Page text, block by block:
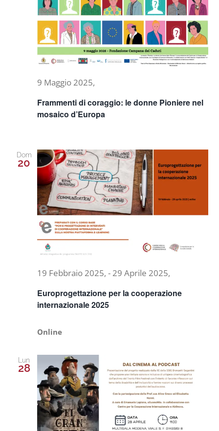
Progetti
In rete con
Notizie
Frammenti di coraggio: le donne Pioniere nel
mosaico d’Europa
9 Maggio 2025,
Dom
20
Europrogettazione per la cooperazione
internazionale 2025
19 Febbraio 2025, - 29 Aprile 2025,
Online
Lun
28